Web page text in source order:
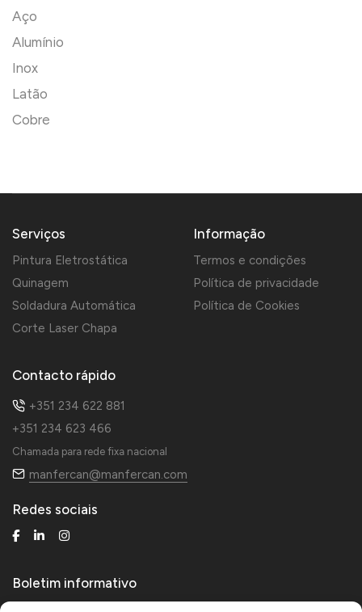
Aço
Alumínio
Inox
Latão
Cobre
Serviços
Pintura Eletrostática
Quinagem
Soldadura Automática
Corte Laser Chapa
Informação
Termos e condições
Política de privacidade
Política de Cookies
Contacto rápido
+351 234 622 881
+351 234 623 466
Chamada para rede fixa nacional
manfercan@manfercan.com
Redes sociais
Boletim informativo